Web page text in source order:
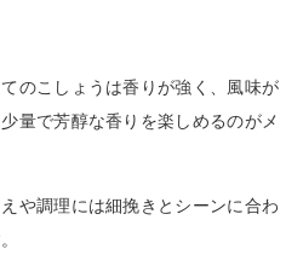
のこしょうは香りが強く、風味が
量で芳醇な香りを楽しめるのがメ
や調理には細挽きとシーンに合わ